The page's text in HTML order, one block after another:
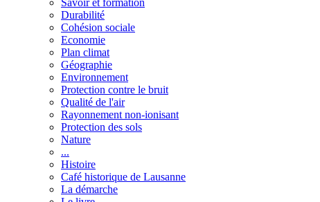
Durabilité
Cohésion sociale
Economie
Plan climat
Géographie
Environnement
Protection contre le bruit
Qualité de l'air
Rayonnement non-ionisant
Protection des sols
Nature
...
Histoire
Café historique de Lausanne
La démarche